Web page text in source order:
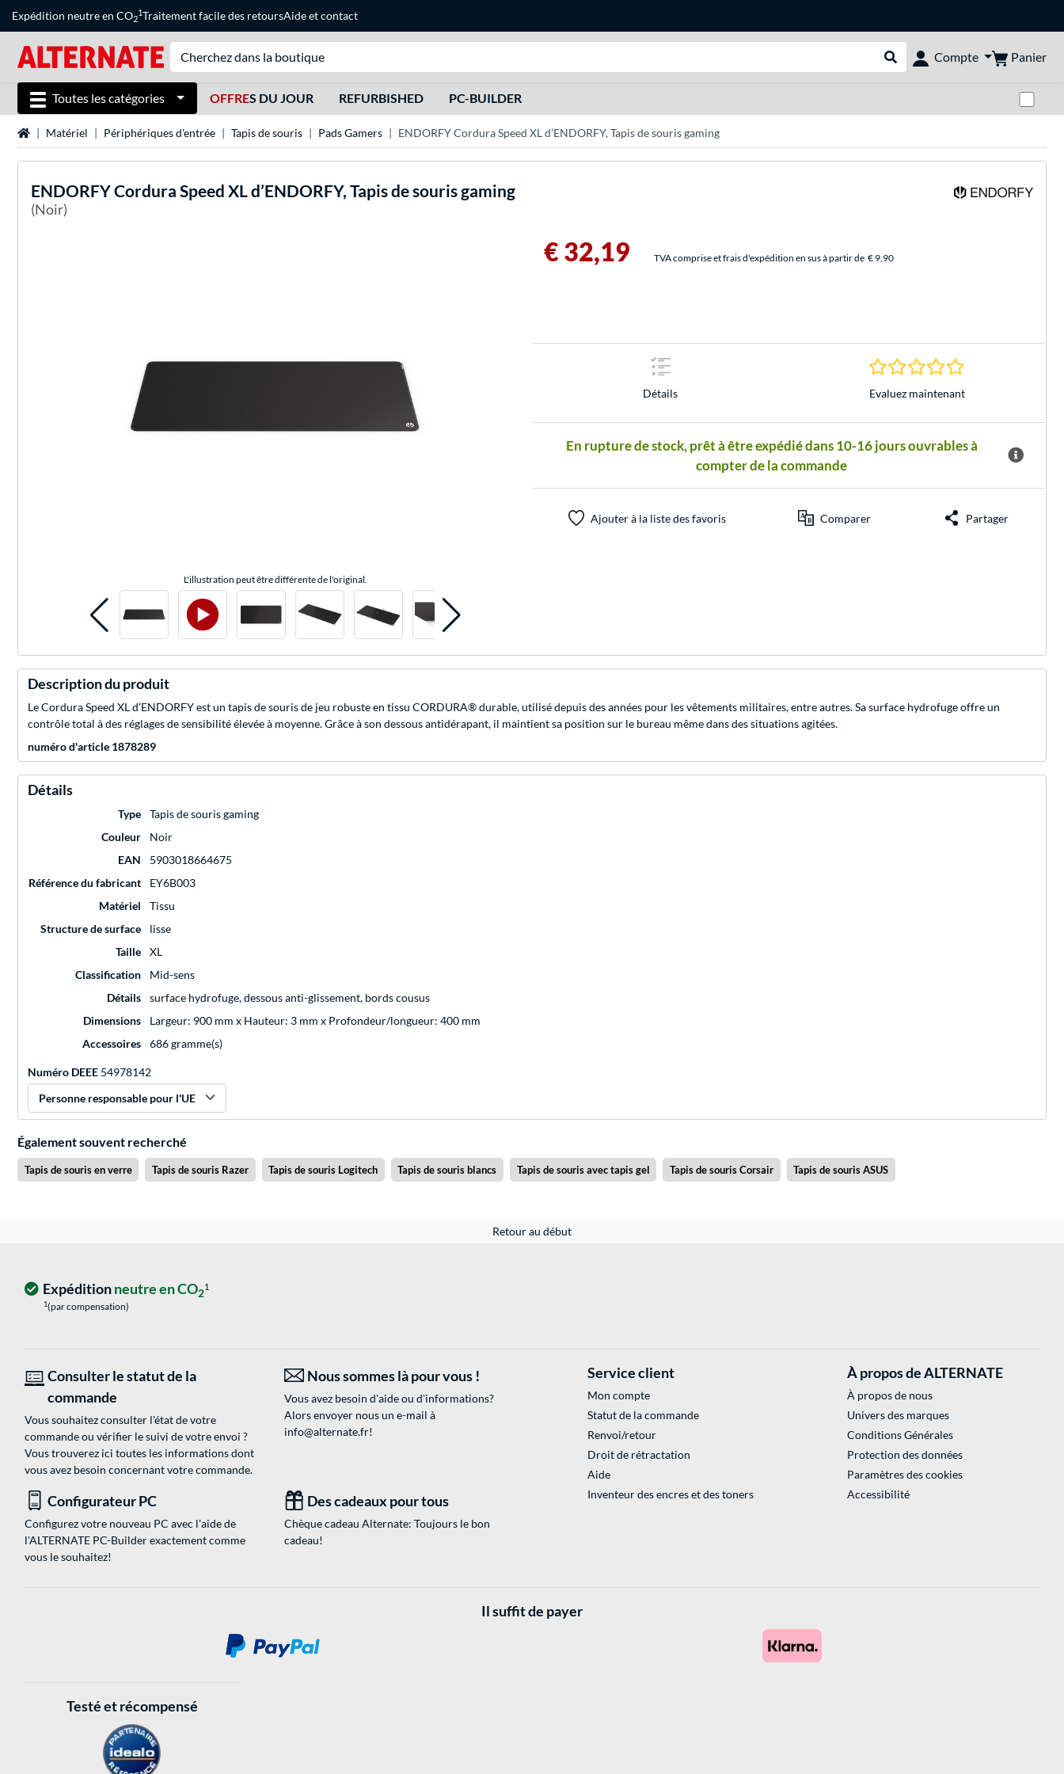
Expédition neutre en CO2
1Traitement facile des retoursAideetcontact
Rechercher dans le shop
Compte Panier
Toutes les catégories OFFRES DU JOUR REFURBISHED PC-BUILDER
Page d'accueil
Matériel Périphériques d'entrée Tapis de souris Pads Gamers ENDORFY Cordura Speed XL d’ENDORFY, Tapis de souris gaming
ENDORFYCordura Speed XL d’ENDORFY, Tapis de souris gaming
(Noir)
L'illustration peut être différente de l'original.
€ 32,19 TVA comprise et frais d'expédition en sus à partir de € 9,90
Détails
0.0 Étoiles à 0
Evaluez maintenant
En rupture de stock, prêt à être expédié dans 10-16 jours ouvrables à
compter de la commande
Ajouter à la liste des favoris Comparer Partager
Description du produit
Le Cordura Speed XL d’ENDORFY est un tapis de souris de jeu robuste en tissu CORDURA® durable, utilisé depuis des années pour les vêtements militaires, entre autres. Sa surface hydrofuge offre un
contrôle total à des réglages de sensibilité élevée à moyenne. Grâce à son dessous antidérapant, il maintient sa position sur le bureau même dans des situations agitées.
numéro d'article 1878289
Détails
Type
Tapis de souris gaming
Couleur
Noir
EAN
5903018664675
Référence du fabricant
EY6B003
Matériel
Tissu
Structure de surface
lisse
Taille
XL
Classification
Mid-sens
Détails
surface hydrofuge, dessous anti-glissement, bords cousus
Dimensions
Largeur: 900 mm x Hauteur: 3 mm x Profondeur/longueur: 400 mm
Accessoires
686 gramme(s)
Numéro DEEE 54978142
Personne responsable pour l'UE
Également souvent recherché
Tapis de souris en verre Tapis de souris Razer Tapis de souris Logitech Tapis de souris blancs Tapis de souris avec tapis gel Tapis de souris Corsair Tapis de souris ASUS
Retour au début
Expéditionneutre en CO21
1(par compensation)
Consulter le statut de la
commande
Vous souhaitez consulter l'état de votre
commande ou vérifier le suivi de votre envoi ?
Vous trouverez ici toutes les informations dont
vous avez besoin concernant votre commande.
Nous sommes là pour vous !
Vous avez besoin d'aide ou d'informations?
Alors envoyer nous un e-mail à
info@alternate.fr!
Configurateur PC
Configurez votre nouveau PC avec l'aide de
l'ALTERNATE PC-Builder exactement comme
vous le souhaitez!
Des cadeaux pour tous
Chèque cadeau Alternate: Toujours le bon
cadeau!
Service client
Mon compte
Statut de la commande
Renvoi/retour
Droit de rétractation
Aide
Inventeur des encres et des toners
À propos de ALTERNATE
À propos de nous
Univers des marques
Conditions Générales
Protection des données
Paramètres des cookies
Accessibilité
Il suffit de payer
Testé et récompensé